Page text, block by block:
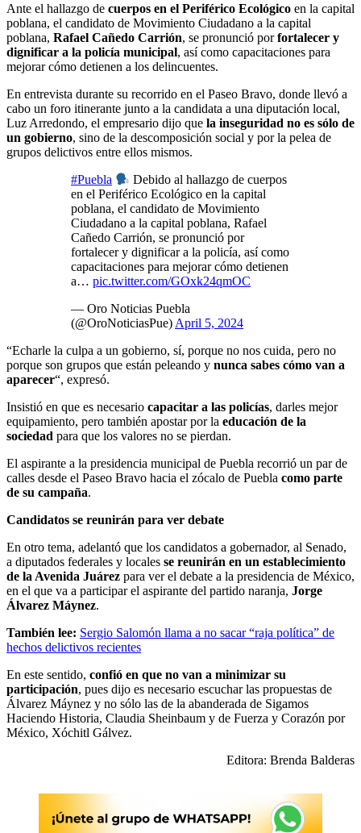
Ante el hallazgo de cuerpos en el Periférico Ecológico en la capital
poblana, el candidato de Movimiento Ciudadano a la capital
poblana, Rafael Cañedo Carrión, se pronunció porfortalecer y
dignificar a la policía municipal, así como capacitaciones para
mejorar cómo detienen a los delincuentes.
En entrevista durante su recorrido en el Paseo Bravo, donde llevó a
cabo un foro itinerante junto a la candidata a una diputación local,
Luz Arredondo, el empresario dijo que la inseguridad no es sólo de
un gobierno, sino de la descomposición social y por la pelea de
grupos delictivos entre ellos mismos.
#Puebla
Debido al hallazgo de cuerpos
en el Periférico Ecológico en la capital
poblana, el candidato de Movimiento
Ciudadano a la capital poblana, Rafael
Cañedo Carrión, se pronunció por
fortalecer y dignificar a la policía, así como
capacitaciones para mejorar cómo detienen
a… pic.twitter.com/GOxk24qmOC
— Oro Noticias Puebla
(@OroNoticiasPue) April 5, 2024
“Echarle la culpa a un gobierno, sí, porque no nos cuida, pero no
porque son grupos que están peleando y nunca sabes cómo van a
aparecer“, expresó.
Insistió en que es necesario capacitar a las policías, darles mejor
equipamiento, pero también apostar por la educación de la
sociedad para que los valores no se pierdan.
El aspirante a la presidencia municipal de Puebla recorrió un par de
calles desde el Paseo Bravo hacia el zócalo de Puebla como parte
de su campaña.
Candidatos se reunirán para ver debate
En otro tema, adelantó que los candidatos a gobernador, al Senado,
a diputados federales y locales se reunirán en un establecimiento
de la Avenida Juárez para ver el debate a la presidencia de México,
en el que va a participar el aspirante del partido naranja, Jorge
Álvarez Máynez.
También lee: Sergio Salomón llama a no sacar “raja política” de
hechos delictivos recientes
En este sentido, confió en que no van a minimizar su
participación, pues dijo es necesario escuchar las propuestas de
Álvarez Máynez y no sólo las de la abanderada de Sigamos
Haciendo Historia, Claudia Sheinbaum y de Fuerza y Corazón por
México, Xóchitl Gálvez.
Editora: Brenda Balderas